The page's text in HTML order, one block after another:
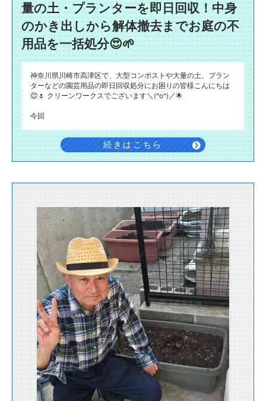
量の土・プランターを即日回収！中身
のかき出しから解体撤去までお庭の不
用品を一括処分😍🌱
神奈川県川崎市高津区で、大型コンポストや大量の土、プラン
ターなどの園芸用品の即日回収処分にお困りの皆様こんにちは
😊🌷 クリーンワークスでございます＼(^o^)／🌟
今回
続きはこちら